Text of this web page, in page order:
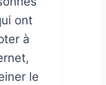
ont
à
le